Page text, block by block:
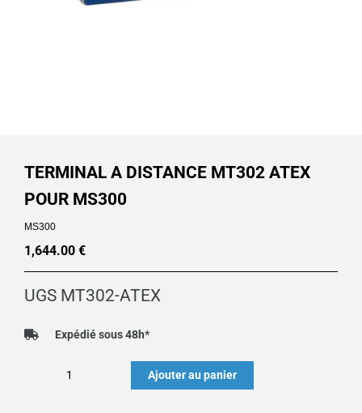
TERMINAL A DISTANCE MT302 ATEX
POUR MS300
MS300
1,644.00 €
UGS MT302-ATEX
Expédié sous 48h*
Ajouter au panier